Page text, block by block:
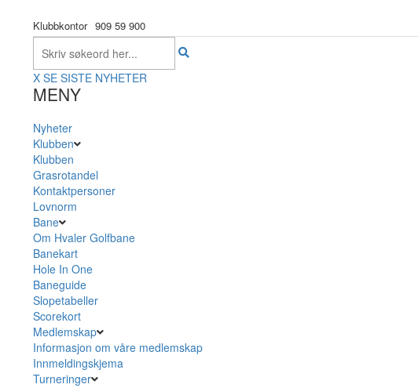
Klubbkontor 909 59 900
X SE SISTE NYHETER
MENY
Nyheter
Klubben
Klubben
Grasrotandel
Kontaktpersoner
Lovnorm
Bane
Om Hvaler Golfbane
Banekart
Hole In One
Baneguide
Slopetabeller
Scorekort
Medlemskap
Informasjon om våre medlemskap
Innmeldingskjema
Turneringer